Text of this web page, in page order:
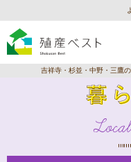
吉祥寺・杉並・中野・三鷹